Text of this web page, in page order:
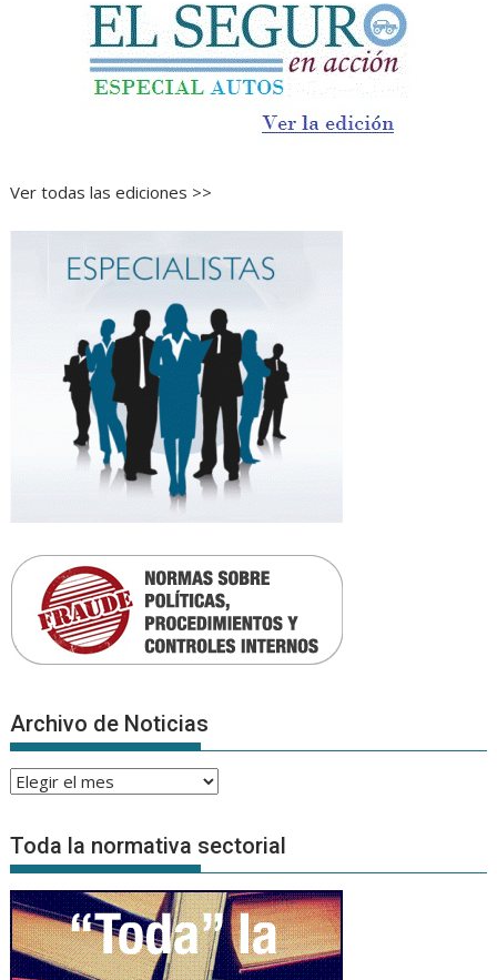
Ver todas las ediciones >>
Archivo de Noticias
Archivo
Noticias
Toda la normativa sectorial